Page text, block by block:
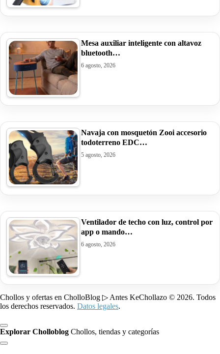
Mesa auxiliar inteligente con altavoz
bluetooth…
6 agosto, 2026
Navaja con mosquetón Zooi accesorio
todoterreno EDC…
5 agosto, 2026
Ventilador de techo con luz, control por
app o mando…
6 agosto, 2026
Chollos y ofertas en CholloBlog ▷ Antes KeChollazo © 2026. Todos
los derechos reservados. Datos legales.
Explorar Cholloblog Chollos, tiendas y categorías